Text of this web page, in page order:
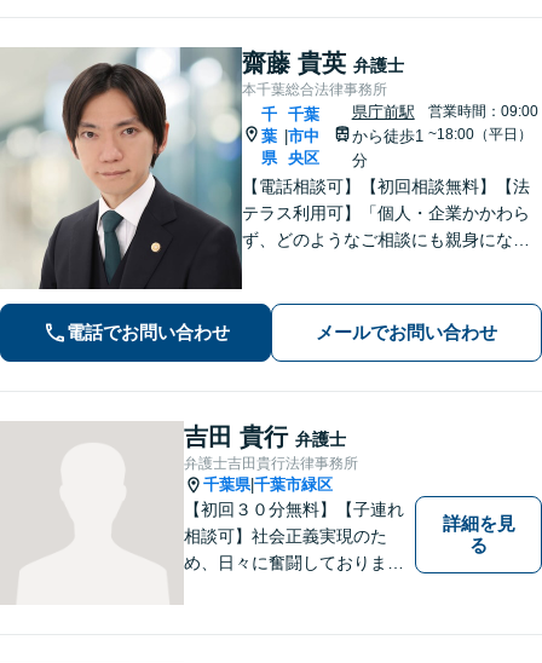
齋藤 貴英 弁護士
本千葉総合法律事務所
千
葉
県
千葉
市中
央区
県庁前駅
から徒歩1
分
営業時間：09:00
~18:00（平日）
【電話相談可】【初回相談無料】【法
テラス利用可】「個人・企業かかわら
ず、どのようなご相談にも親身になっ
幅広くサポート。【夜間・休日面談
可】【完全個室】【本千葉駅徒歩３
電話でお問い合わせ メールでお問い合わせ
吉田 貴行 弁護士
弁護士吉田貴行法律事務所
千葉県|千葉市緑区
【初回３０分無料】【子連れ
相談可】社会正義実現のた
め、日々に奮闘しておりま
考えております。 お気軽にご
詳細を見
る